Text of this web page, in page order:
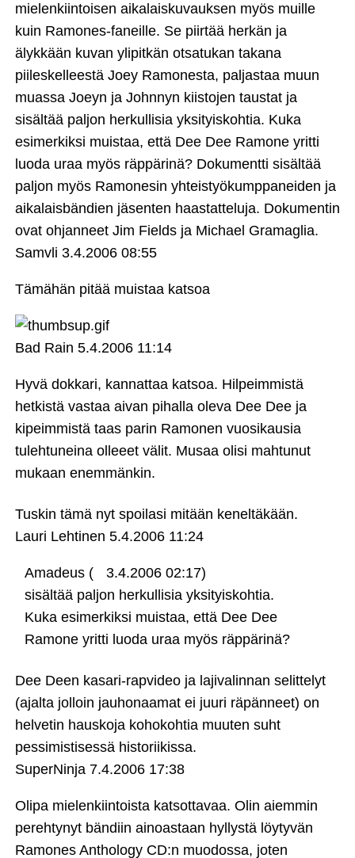
mielenkiintoisen aikalaiskuvauksen myös muille
kuin Ramones-faneille. Se piirtää herkän ja
älykkään kuvan ylipitkän otsatukan takana
piileskelleestä Joey Ramonesta, paljastaa muun
muassa Joeyn ja Johnnyn kiistojen taustat ja
sisältää paljon herkullisia yksityiskohtia. Kuka
esimerkiksi muistaa, että Dee Dee Ramone yritti
luoda uraa myös räppärinä? Dokumentti sisältää
paljon myös Ramonesin yhteistyökumppaneiden ja
aikalaisbändien jäsenten haastatteluja. Dokumentin
ovat ohjanneet Jim Fields ja Michael Gramaglia.
Samvli 3.4.2006 08:55
Tämähän pitää muistaa katsoa
Bad Rain 5.4.2006 11:14
Hyvä dokkari, kannattaa katsoa. Hilpeimmistä
hetkistä vastaa aivan pihalla oleva Dee Dee ja
kipeimmistä taas parin Ramonen vuosikausia
tulehtuneina olleeet välit. Musaa olisi mahtunut
mukaan enemmänkin.
Tuskin tämä nyt spoilasi mitään keneltäkään.
Lauri Lehtinen 5.4.2006 11:24
Amadeus (
3.4.2006 02:17)
sisältää paljon herkullisia yksityiskohtia.
Kuka esimerkiksi muistaa, että Dee Dee
Ramone yritti luoda uraa myös räppärinä?
Dee Deen kasari-rapvideo ja lajivalinnan selittelyt
(ajalta jolloin jauhonaamat ei juuri räpänneet) on
helvetin hauskoja kohokohtia muuten suht
pessimistisessä historiikissa.
SuperNinja 7.4.2006 17:38
Olipa mielenkiintoista katsottavaa. Olin aiemmin
perehtynyt bändiin ainoastaan hyllystä löytyvän
Ramones Anthology CD:n muodossa, joten